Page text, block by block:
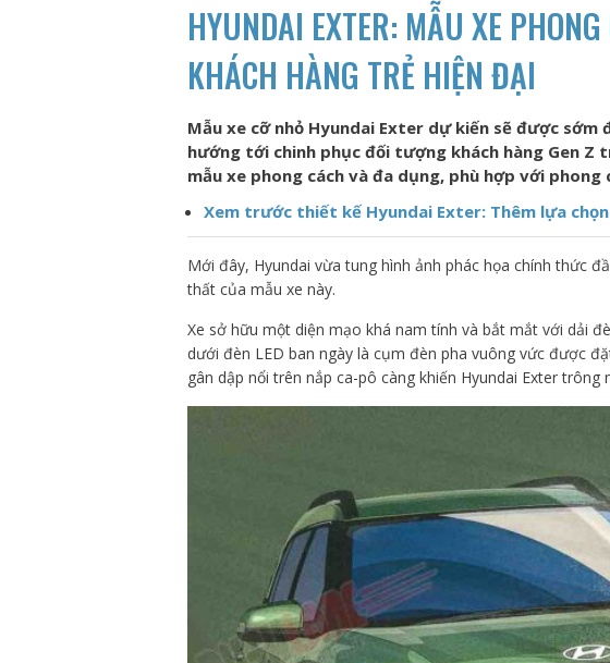
HYUNDAI EXTER: MẪU XE
KHÁCH HÀNG TRẺ HIỆN ĐẠI
Mẫu xe cỡ nhỏ Hyundai Exter dự kiến sẽ được
hướng tới chinh phục đối tượng khách hàng Gen Z
mẫu xe phong cách và đa dụng, phù hợp với
Xem trước thiết kế Hyundai Exter: Thêm lựa
Mới đây, Hyundai vừa tung hình ảnh phác họa chính thức
thất của mẫu xe này.
Xe sở hữu một diện mạo khá nam tính và bắt mắt với dải
dưới đèn LED ban ngày là cụm đèn pha vuông vức được
gân dập nổi trên nắp ca-pô càng khiến Hyundai Exter trông